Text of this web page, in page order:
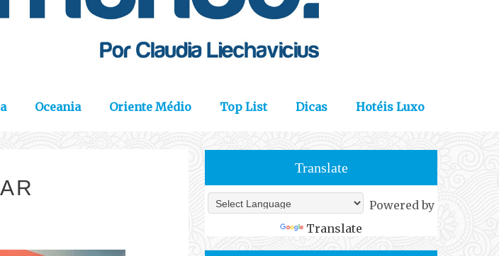
Oceania Oriente Médio Top List Dicas Hotéis Luxo
Translate
Powered by
Translate